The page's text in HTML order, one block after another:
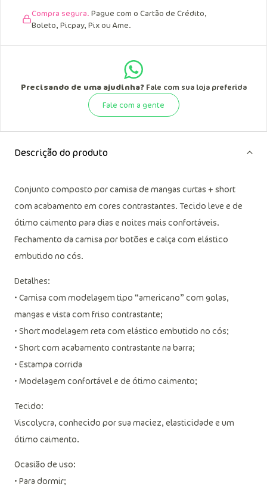
Compra segura. Pague com o Cartão de Crédito,
Boleto, Picpay, Pix ou Ame.
Precisando de uma ajudinha?Fale com sua loja preferida
Fale com a gente
Descrição do produto
Conjunto composto por camisa de mangas curtas + short
com acabamento em cores contrastantes. Tecido leve e de
ótimo caimento para dias e noites mais confortáveis.
Fechamento da camisa por botões e calça com elástico
embutido no cós.
Detalhes:
• Camisa com modelagem tipo “americano” com golas,
mangas e vista com friso contrastante;
• Short modelagem reta com elástico embutido no cós;
• Short com acabamento contrastante na barra;
• Estampa corrida
• Modelagem confortável e de ótimo caimento;
Tecido:
Viscolycra, conhecido por sua maciez, elasticidade e um
ótimo caimento.
Ocasião de uso:
• Para dormir;